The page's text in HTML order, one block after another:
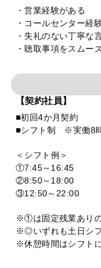
・営業経験がある
・コールセンター経
・失礼のない丁寧な
・聴取事項をスムー
【契約社員】
■初回4か月契約
■シフト制 ※実働8
＜シフト例＞
①7:45～16:45
②8:50～18:00
③12:50～22:00
※①は固定残業あり
※◎いずれも土日シ
※休憩時間はシフト